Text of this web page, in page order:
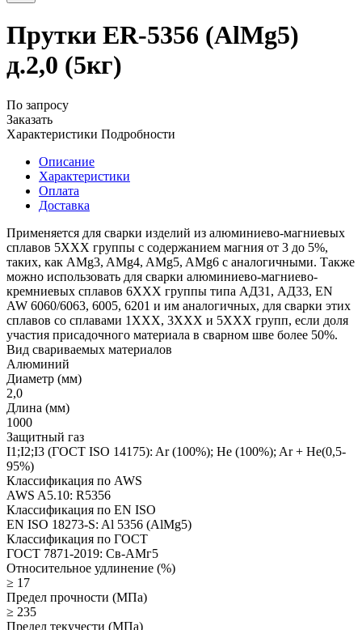
Прутки ER-5356 (AlMg5)
д.2,0 (5кг)
По запросу
Заказать
Характеристики Подробности
Описание
Характеристики
Оплата
Доставка
Применяется для сварки изделий из алюминиево-магниевых
сплавов 5ХХХ группы с содержанием магния от 3 до 5%,
таких, как AMg3, AMg4, AMg5, AMg6 с аналогичными. Также
можно использовать для сварки алюминиево-магниево-
кремниевых сплавов 6ХХХ группы типа АД31, АД33, EN
AW 6060/6063, 6005, 6201 и им аналогичных, для сварки этих
сплавов со сплавами 1ХХХ, 3ХХХ и 5ХХХ групп, если доля
участия присадочного материала в сварном шве более 50%.
Вид свариваемых материалов
Алюминий
Диаметр (мм)
2,0
Длина (мм)
1000
Защитный газ
I1;I2;I3 (ГОСТ ISO 14175): Ar (100%); He (100%); Ar + He(0,5-
95%)
Классификация по AWS
AWS A5.10: R5356
Классификация по EN ISO
EN ISO 18273-S: Al 5356 (AlMg5)
Классификация по ГОСТ
ГОСТ 7871-2019: Св-АМг5
Относительное удлинение (%)
≥ 17
Предел прочности (МПа)
≥ 235
Предел текучести (МПа)